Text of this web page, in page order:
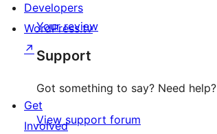
Your review
Support
Got something to say? Need help?
View support forum
Developers
WordPress.tv
↗
Get
Involved